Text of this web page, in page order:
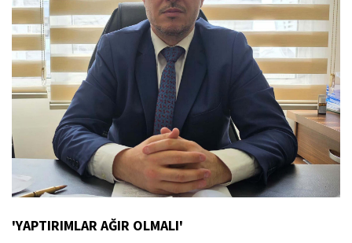
'YAPTIRIMLAR AĞIR OLMALI'